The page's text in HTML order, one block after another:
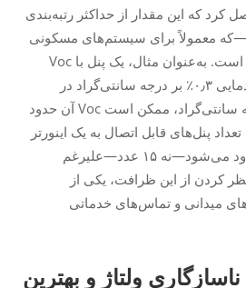
که این مقدار از حداکثر رتبه‌بندی
معمولاً برای سیستم‌های مسکونی
مطابق با NEC، ۶۰۰ ولت است. به‌عنوان مثال، یک پنل با Voc
معادل ۴۰ ولت و ضریب دمایی ۰٫۳٪ بر درجه سانتی‌گراد در
محیطی با دمای ۱۰- درجه سانتی‌گراد، ممکن است Voc آن حدود
تعداد پنل‌های قابل اتصال به یک اینورتر
۶۰۰ ولتی به ۱۴ عدد محدود می‌شود—نه ۱۵ عدد—علیرغم
از این ظرافت، یکی از
میدانی و تماس‌های خدماتی
ولتاژ و بهترین